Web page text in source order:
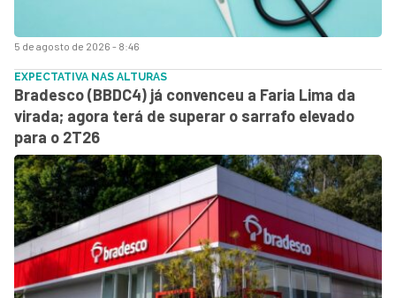
5 de agosto de 2026 - 8:46
EXPECTATIVA NAS ALTURAS
Bradesco (BBDC4) já convenceu a Faria Lima da
virada; agora terá de superar o sarrafo elevado
para o 2T26